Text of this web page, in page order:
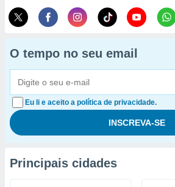
O tempo no seu email
Eu li e aceito a política de privacidade.
Principais cidades